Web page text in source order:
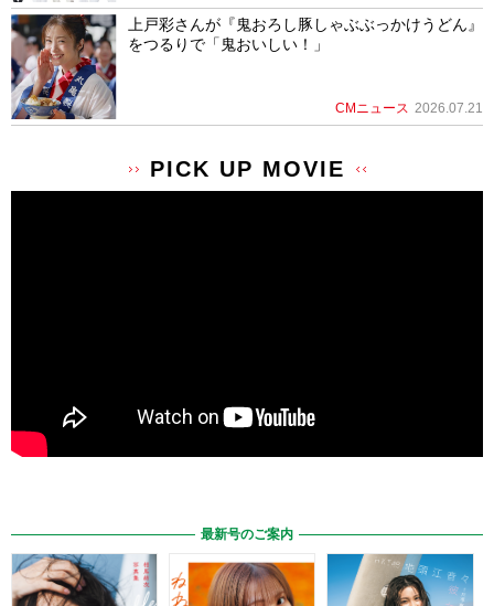
上戸彩さんが『鬼おろし豚しゃぶぶっかけうどん』
をつるりで「鬼おいしい！」
CMニュース 2026.07.21
PICK UP MOVIE
最新号のご案内